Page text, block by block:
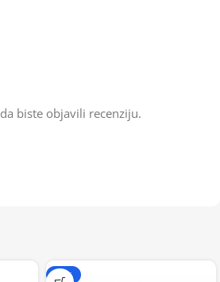
da biste objavili recenziju.
-20%